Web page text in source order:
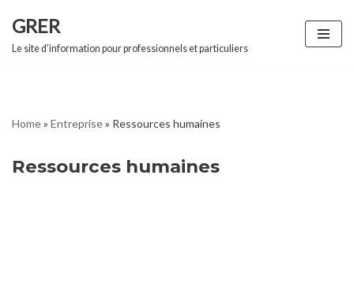
Aller
GRER
Le site d'information pour professionnels et particuliers
Home» Entreprise» Ressources humaines
Ressources humaines